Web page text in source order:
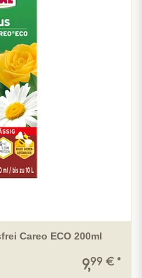
Careo ECO 200ml
9,99 € *